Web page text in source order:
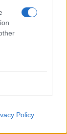
Policy